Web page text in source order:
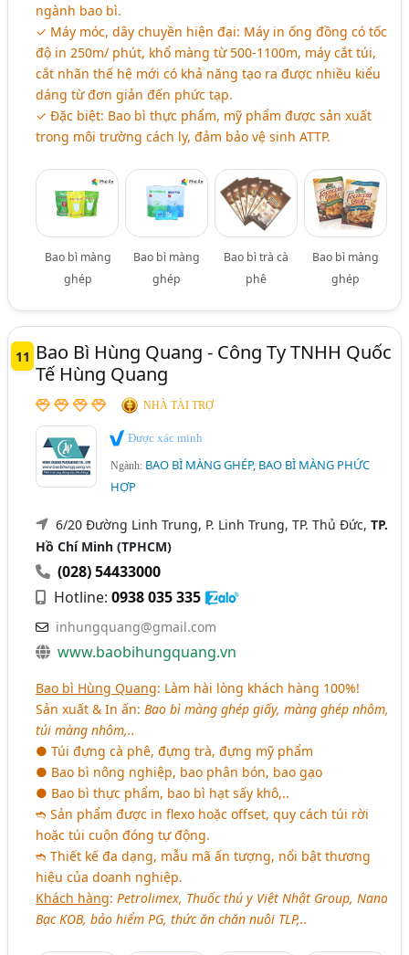
ngành bao bì.
✓ Máy móc, dây chuyền hiện đại: Máy in ống đồng có tốc
độ in 250m/ phút, khổ màng từ 500-1100m, máy cắt túi,
cắt nhãn thế hệ mới có khả năng tạo ra được nhiều kiểu
dáng từ đơn giản đến phức tạp.
✓ Đặc biệt: Bao bì thực phẩm, mỹ phẩm được sản xuất
trong môi trường cách ly, đảm bảo vệ sinh ATTP.
Bao bì màng
ghép
Bao bì màng
ghép
Bao bì trà cà
phê
Bao bì màng
ghép
11 Bao Bì Hùng Quang - Công Ty TNHH Quốc
Tế Hùng Quang
NHÀ TÀI TRỢ
Được xác minh
Ngành: BAO BÌ MÀNG GHÉP, BAO BÌ MÀNG PHỨC
HỢP
6/20 Đường Linh Trung, P. Linh Trung, TP. Thủ Đức,TP.
Hồ Chí Minh (TPHCM)
(028) 54433000
Hotline:0938 035 335
inhungquang@gmail.com
www.baobihungquang.vn
Bao bì Hùng Quang: Làm hài lòng khách hàng 100%!
Sản xuất & In ấn:Bao bì màng ghép giấy, màng ghép nhôm,
túi màng nhôm,..
● Túi đựng cà phê, đựng trà, đựng mỹ phẩm
● Bao bì nông nghiệp, bao phân bón, bao gạo
● Bao bì thực phẩm, bao bì hạt sấy khô,..
➬ Sản phẩm được in flexo hoặc offset, quy cách túi rời
hoặc túi cuộn đóng tự động.
➬ Thiết kế đa dạng, mẫu mã ấn tượng, nổi bật thương
hiệu của doanh nghiệp.
Khách hàng:Petrolimex, Thuốc thú y Việt Nhật Group, Nano
Bạc KOB, bảo hiểm PG, thức ăn chăn nuôi TLP,..